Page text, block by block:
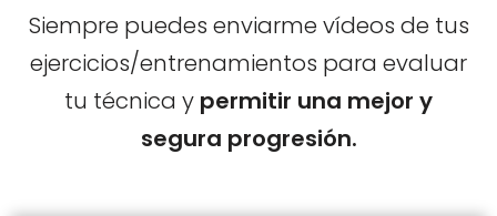
Siempre puedes enviarme vídeos de tus
ejercicios/entrenamientos para evaluar
tu técnica y permitir una mejor y
segura progresión.